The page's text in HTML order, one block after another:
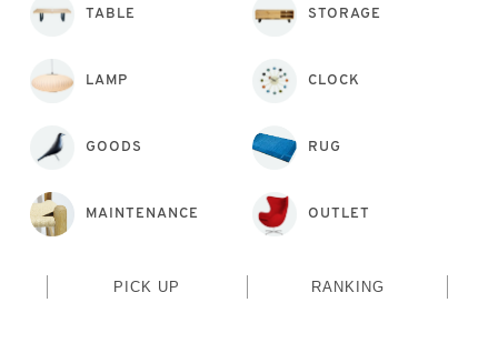
TABLE STORAGE
LAMP CLOCK
GOODS RUG
MAINTENANCE OUTLET
PICK UP RANKING